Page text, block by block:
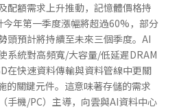
配額需求上升推動，記憶體價格持
年第一季度漲幅將超過60%，部分
頭預計將持續至未來三個季度。AI
系統對高頻寬/大容量/低延遲DRAM
在快速資料傳輸與資料管線中更關
的關鍵元件。這意味著存儲的需求
手機/PC）主導，向雲與AI資料中心